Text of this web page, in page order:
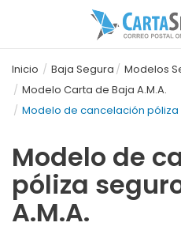
Inicio Baja Segura
Modelos
Modelo Carta de Baja A.M.A.
Modelo de cancelación póliza
Modelo de
póliza
A.M.A.